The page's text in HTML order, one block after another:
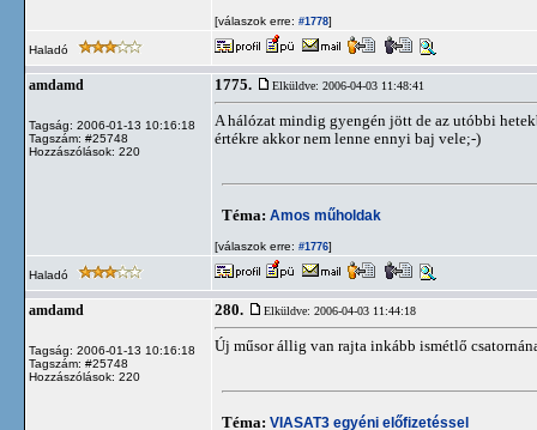
[válaszok erre: #1778]
Haladó
amdamd
Tagság: 2006-01-13 10:16:18
Tagszám: #25748
Hozzászólások: 220
1775. Elküldve: 2006-04-03 11:48:41
A hálózat mindig gyengén jött de az utóbbi
értékre akkor nem lenne ennyi baj vele;-)
Téma: Amos műholdak
[válaszok erre: #1776]
Haladó
amdamd
Tagság: 2006-01-13 10:16:18
Tagszám: #25748
Hozzászólások: 220
280. Elküldve: 2006-04-03 11:44:18
Új műsor állig van rajta inkább ismétlő
Téma: VIASAT3 egyéni előfizetéssel